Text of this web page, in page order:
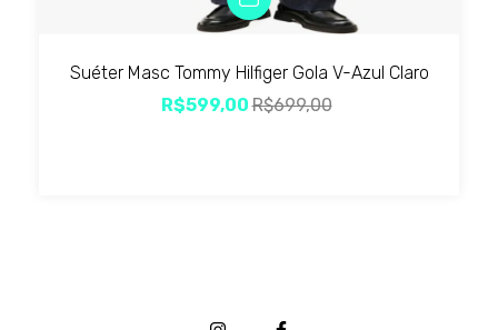
Suéter Masc Tommy Hilfiger Gola V-Azul Claro
R$599,00R$699,00